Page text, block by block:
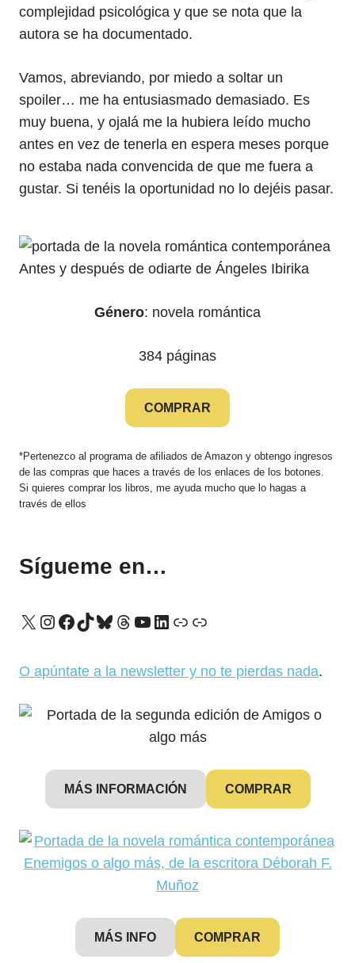
complejidad psicológica y que se nota que la
autora se ha documentado.
Vamos, abreviando, por miedo a soltar un
spoiler… me ha entusiasmado demasiado. Es
muy buena, y ojalá me la hubiera leído mucho
antes en vez de tenerla en espera meses porque
no estaba nada convencida de que me fuera a
gustar. Si tenéis la oportunidad no lo dejéis pasar.
Género: novela romántica
384 páginas
COMPRAR
*Pertenezco al programa de afiliados de Amazon y obtengo ingresos
de las compras que haces a través de los enlaces de los botones.
Si quieres comprar los libros, me ayuda mucho que lo hagas a
través de ellos
Sígueme en…
X Instagram
Facebook
TikTok
Bluesky
Threads
YouTube
LinkedIn
Enlace
Enlace
O apúntate a la newsletter y no te pierdas nada.
MÁS INFORMACIÓN COMPRAR
MÁS INFO COMPRAR